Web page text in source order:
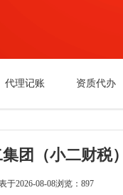
代理记账 资质代办
团（小二财税
于2026-08-08浏览：897